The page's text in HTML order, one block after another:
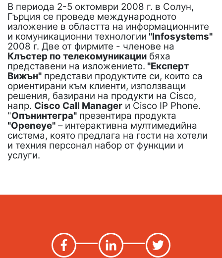
В периода 2-5 октомври 2008 г. в Солун,
Гърция се проведе международното
изложение в областта на информационните
и комуникационни технологии "Infosystems"
2008 г. Две от фирмите - членове на
Клъстер по телекомуникации бяха
представени на изложението. "Експерт
Вижън" представи продуктите си, които са
ориентирани към клиенти, използващи
решения, базирани на продукти на Cisco,
напр. Cisco Call Manager и Cisco IP Phone.
"Опънинтегра" презентира продукта
"Openeye" – интерактивна мултимедийна
система, която предлага на гости на хотели
и техния персонал набор от функции и
услуги.